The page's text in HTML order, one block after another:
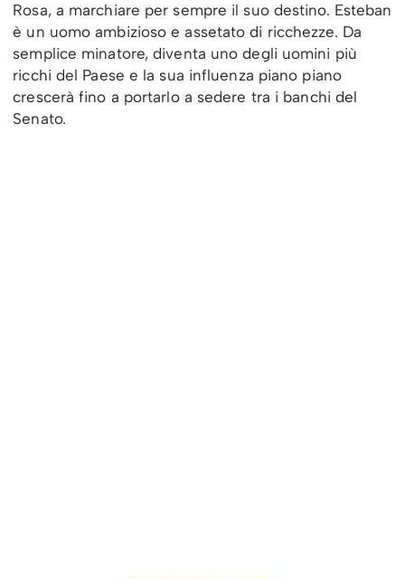
Rosa, a marchiare per sempre il suo destino. Esteban
è un uomo ambizioso e assetato di ricchezze. Da
semplice minatore, diventa uno degli uomini più
ricchi del Paese e la sua influenza piano piano
crescerà fino a portarlo a sedere tra i banchi del
Senato.